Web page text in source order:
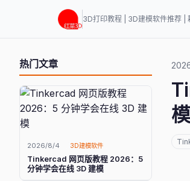
3D打印教程 | 3D建模软件推荐 |
热门文章
2026/8/4 3D建模软件
Tinkercad 网页版教程 2026：5
分钟学会在线 3D 建模